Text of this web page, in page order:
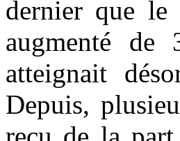
dernier que
augmenté de
atteignait
Depuis,